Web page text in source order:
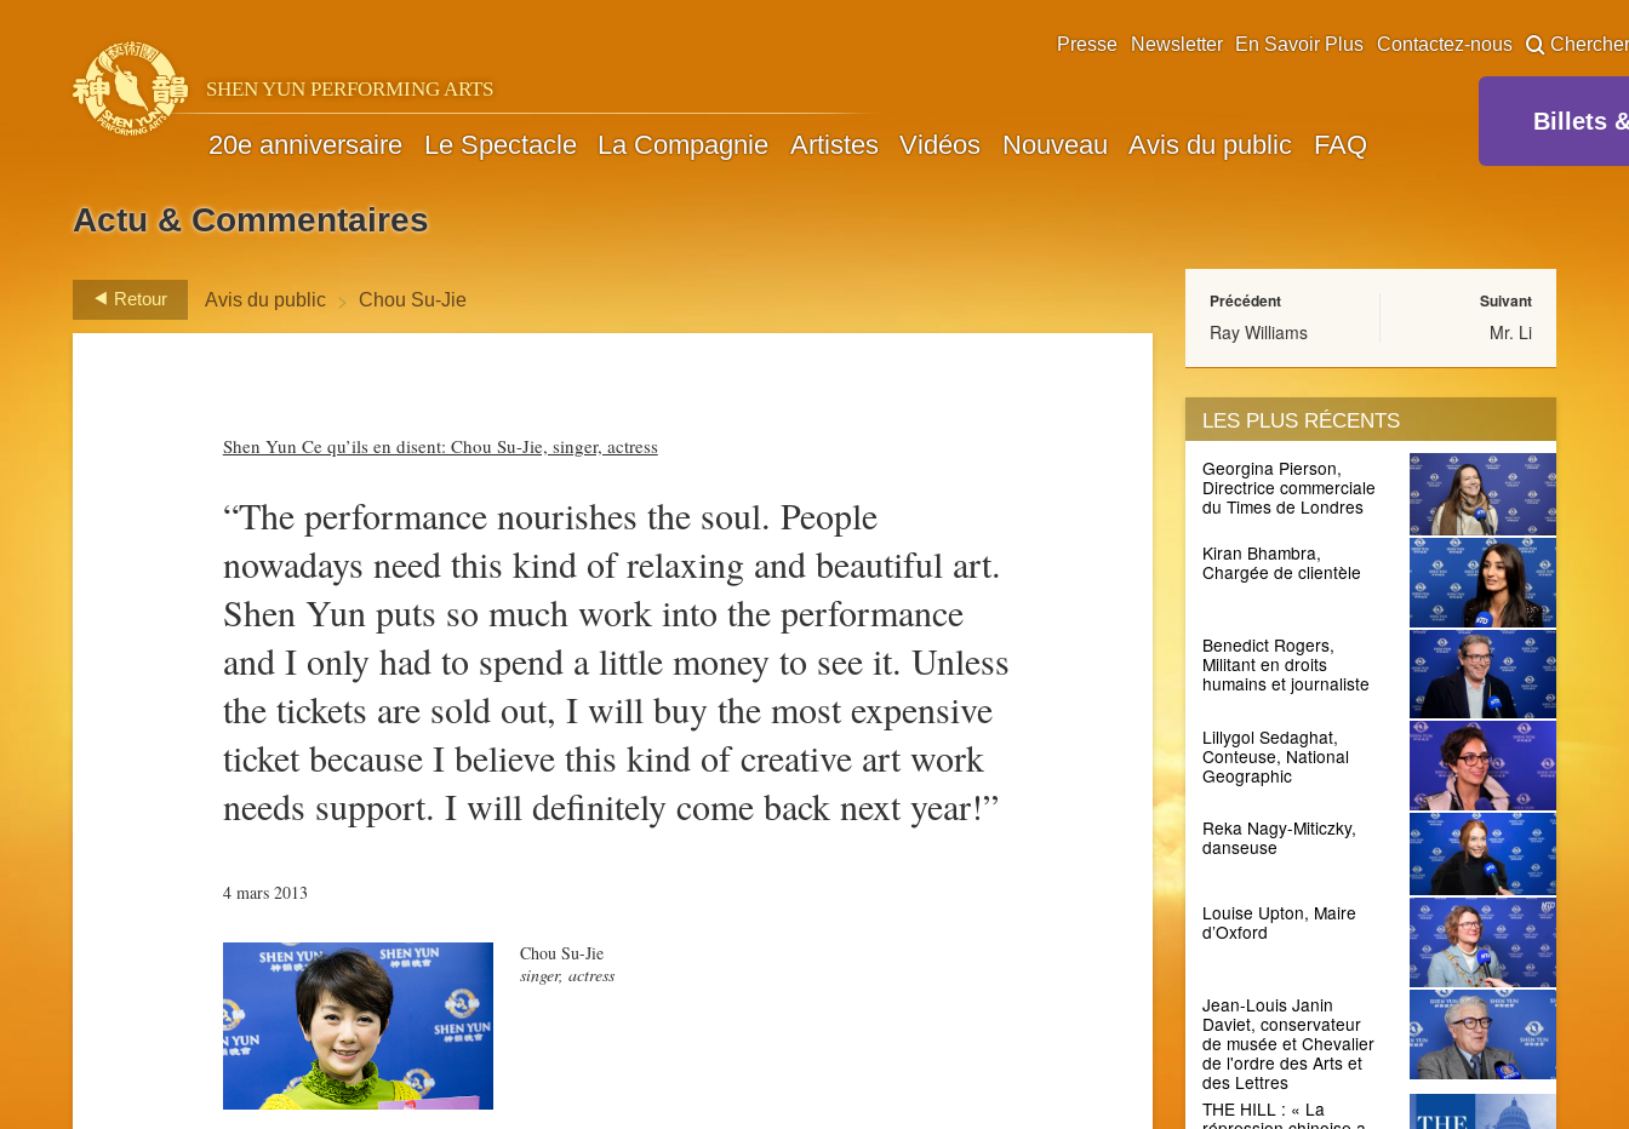
SHEN YUN PERFORMING ARTS
20e anniversaire Le Spectacle La Compagnie Artistes Vidéos Nouveau Avis du public FAQ
Presse Newsletter En Savoir Plus Contactez-nous Chercher
Billets
Actu & Commentaires
Retour Avis du public > Chou Su-Jie
Shen Yun Ce qu’ils en disent: Chou Su-Jie, singer, actress
“The performance nourishes the soul. People
nowadays need this kind of relaxing and beautiful art.
Shen Yun puts so much work into the performance
and I only had to spend a little money to see it. Unless
the tickets are sold out, I will buy the most expensive
ticket because I believe this kind of creative art work
needs support. I will definitely come back next year!”
4 mars 2013
Chou Su-Jie
singer, actress
Précédent
Ray Williams
Suivant
Mr. Li
LES PLUS RÉCENTS
Georgina Pierson,
Directrice commerciale
du Times de Londres
Kiran Bhambra,
Chargée de clientèle
Benedict Rogers,
Militant en droits
humains et journaliste
Lillygol Sedaghat,
Conteuse, National
Geographic
Reka Nagy-Miticzky,
danseuse
Louise Upton, Maire
d’Oxford
Jean-Louis Janin
Daviet, conservateur
de musée et Chevalier
de l'ordre des Arts et
des Lettres
THE HILL : « La